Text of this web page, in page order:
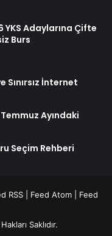
YKS Adaylarına Çifte
Burs
İnternet
Ayındaki
Seçim Rehberi
RSS Feed Atom
Feed
Saklıdır.